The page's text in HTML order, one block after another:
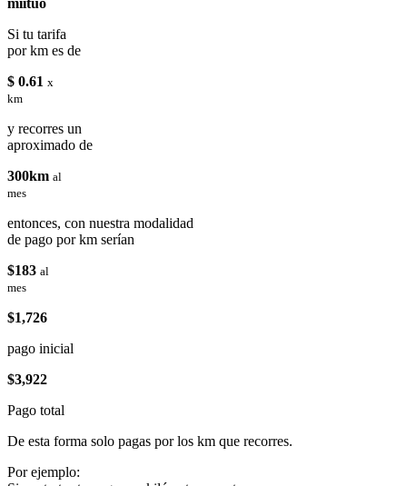
Si tu tarifa
por km es de
$ 0.61 x
km
y recorres un
aproximado de
300km al
mes
entonces, con nuestra modalidad
de pago por km serían
$183 al
mes
$1,726
pago inicial
$3,922
Pago total
De esta forma solo pagas por los km que recorres.
Por ejemplo: